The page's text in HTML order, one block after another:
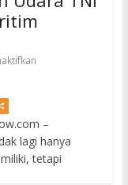
–
lagi hanya
tetapi